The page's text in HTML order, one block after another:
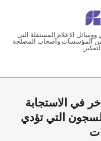
الإعلام المستقلة التي
من المؤسسات وأصحاب المصلحة
في الاستجابة
التي تؤدي